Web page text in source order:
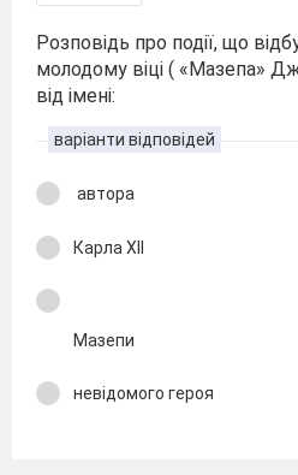
Розповідь про події, що
молодому віці ( «Мазепа»
від імені:
варіанти відповідей
автора
Карла XII
Мазепи
невідомого героя